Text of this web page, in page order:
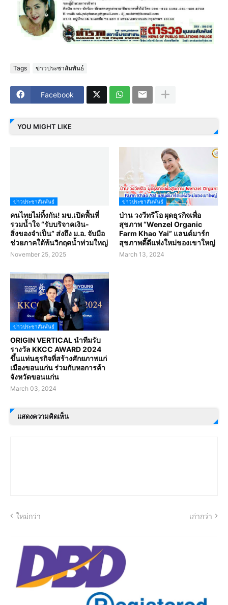
Tags ข่าวประชาสัมพันธ์
Facebook
YOU MIGHT LIKE
ข่าวประชาสัมพันธ์
คนไทยไม่ทิ้งกัน! มข.เปิดพื้นที่
รวมน้ำใจ “รับบริจาคเงิน-
สิ่งของจำเป็น” ส่งถึง ม.อ. จับมือ
ช่วยภาคใต้พ้นวิกฤตน้ำท่วมใหญ่
November 25, 2025
ข่าวประชาสัมพันธ์
ป่าน วงวีทรีโอ ผุดธุรกิจเพื่อ
สุขภาพ “Wenzel Organic
Farm Khao Yai” แลนด์มาร์ก
สุขภาพดี๊ดีแห่งใหม่ของเขาใหญ่
March 13, 2024
ข่าวประชาสัมพันธ์
ORIGIN VERTICAL นำทีมรับ
รางวัล KKCC AWARD 2024
ขึ้นแท่นธุรกิจที่สร้างศักยภาพแก่
เมืองขอนแก่น ร่วมกับหอการค้า
จังหวัดขอนแก่น
March 03, 2024
แสดงความคิดเห็น
ใหม่กว่า เก่ากว่า